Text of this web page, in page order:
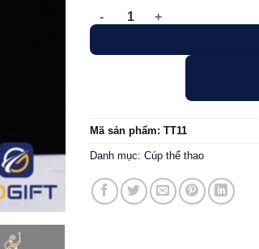
Cúp thể thao cầu lông TT11
Mã sản phẩm: TT11
Danh mục: Cúp thể thao